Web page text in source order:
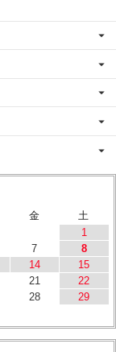
金
土
1
7
8
14
15
21
22
28
29